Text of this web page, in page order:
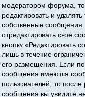
модератором форума,
редактировать и удалять
собственные
отредактировать свое
кнопку «Редактировать
лишь в течение
его размещения. Если
сообщения имеются
пользователей, то после
сообщения вы увидите